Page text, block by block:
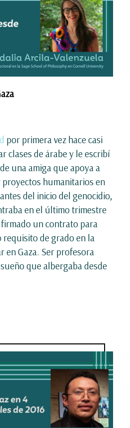
por primera vez hace casi
clases de árabe y le escribí
una amiga que apoya a
humanitarios en
del inicio del genocidio,
en el último trimestre
un contrato para
requisito de grado en la
en Gaza. Ser profesora
que albergaba desde